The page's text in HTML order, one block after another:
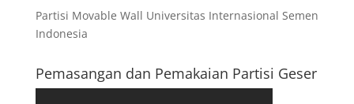
Partisi Movable Wall Universitas Internasional Semen
Indonesia
Pemasangan dan Pemakaian Partisi Geser